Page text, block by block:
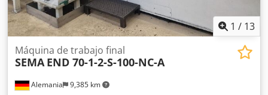
1 / 13
Alemania 9,385 km
Máquina de trabajo final
SEMA END 70-1-2-S-100-NC-A